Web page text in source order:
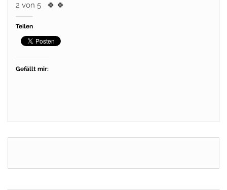
2 von 5 🍀 🍀
Teilen
Gefällt mir: